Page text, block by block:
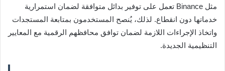
مثل Binance تعمل على توفير بدائل متوافقة لضمان استمرارية
خدماتها دون انقطاع. لذلك، يُنصح المستخدمون بمتابعة المستجدات
واتخاذ الإجراءات اللازمة لضمان توافق محافظهم الرقمية مع المعايير
التنظيمية الجديدة.